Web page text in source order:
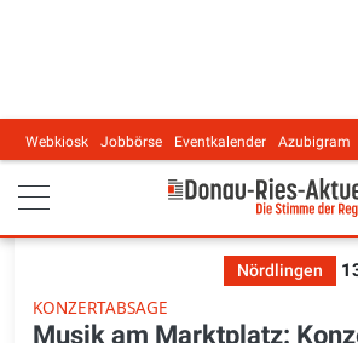
Main navigation
Webkiosk Jobbörse Eventkalender Azubigram
Nördlingen
KONZERTABSAGE
Musik am Marktplatz: